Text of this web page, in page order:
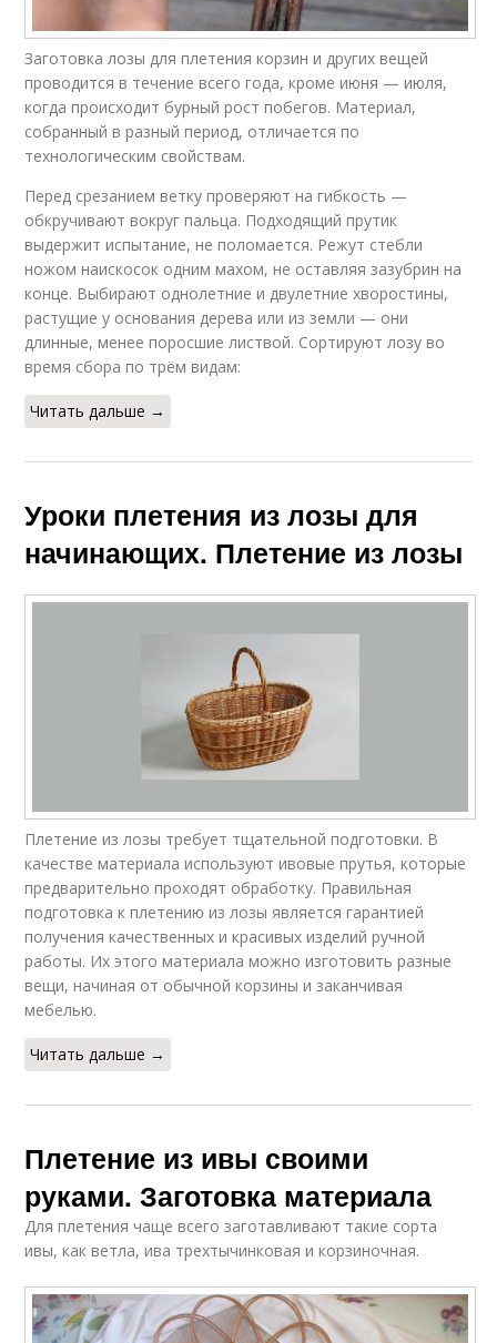
Заготовка лозы для плетения корзин и других вещей
проводится в течение всего года, кроме июня — июля,
когда происходит бурный рост побегов. Материал,
собранный в разный период, отличается по
технологическим свойствам.
Перед срезанием ветку проверяют на гибкость —
обкручивают вокруг пальца. Подходящий прутик
выдержит испытание, не поломается. Режут стебли
ножом наискосок одним махом, не оставляя зазубрин на
конце. Выбирают однолетние и двулетние хворостины,
растущие у основания дерева или из земли — они
длинные, менее поросшие листвой. Сортируют лозу во
время сбора по трём видам:
Читать дальше →
Уроки плетения из лозы для
начинающих. Плетение из лозы
Плетение из лозы требует тщательной подготовки. В
качестве материала используют ивовые прутья, которые
предварительно проходят обработку. Правильная
подготовка к плетению из лозы является гарантией
получения качественных и красивых изделий ручной
работы. Их этого материала можно изготовить разные
вещи, начиная от обычной корзины и заканчивая
мебелью.
Читать дальше →
Плетение из ивы своими
руками. Заготовка материала
Для плетения чаще всего заготавливают такие сорта
ивы, как ветла, ива трехтычинковая и корзиночная.